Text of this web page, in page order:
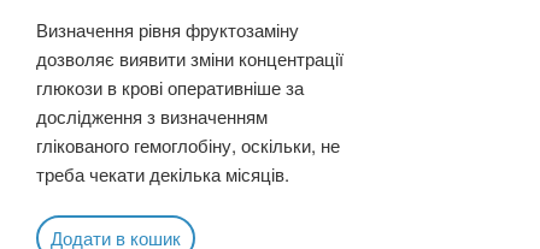
Визначення рівня фруктозаміну
дозволяє виявити зміни концентрації
глюкози в крові оперативніше за
дослідження з визначенням
глікованого гемоглобіну, оскільки, не
треба чекати декілька місяців.
Додати в кошик